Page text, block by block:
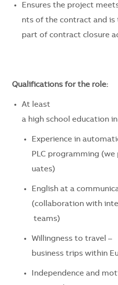
Ensures the project
nts of the contract and is
part of contract closure
Qualifications for the role:
At least
a high school education in
Experience in
PLC programming (we
uates)
English at a
(collaboration with
teams)
Willingness to travel –
business trips within
Independence and